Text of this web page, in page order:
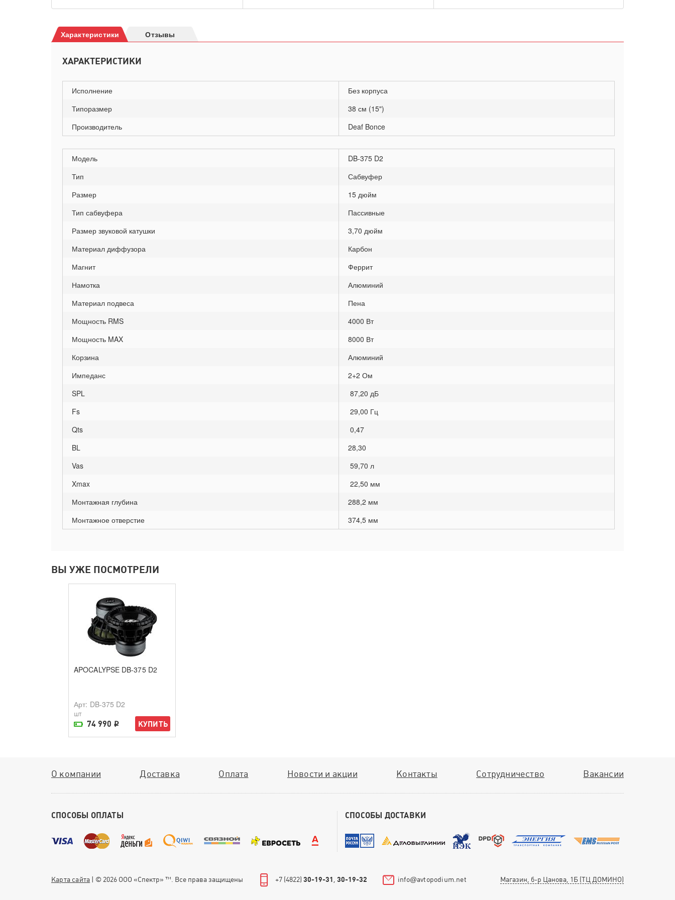
Характеристики Отзывы
ХАРАКТЕРИСТИКИ
Исполнение
Без корпуса
Типоразмер
38 см (15")
Производитель
Deaf Bonce
Модель
DB-375 D2
Тип
Сабвуфер
Размер
15 дюйм
Тип сабвуфера
Пассивные
Размер звуковой катушки
3,70 дюйм
Материал диффузора
Карбон
Магнит
Феррит
Намотка
Алюминий
Материал подвеса
Пена
Мощность RMS
4000 Вт
Мощность MAX
8000 Вт
Корзина
Алюминий
Импеданс
2+2 Ом
SPL
87,20 дБ
Fs
29,00 Гц
Qts
0,47
BL
28,30
Vas
59,70 л
Xmax
22,50 мм
Монтажная глубина
288,2 мм
Монтажное отверстие
374,5 мм
ВЫ УЖЕ ПОСМОТРЕЛИ
На складе поставщика
APOCALYPSE DB-375 D2
Арт: DB-375 D2
шт
74 990 i КУПИТЬ
О компании Доставка Оплата Новости и акции Контакты Сотрудничество Вакансии
СПОСОБЫ ОПЛАТЫ СПОСОБЫ ДОСТАВКИ
Карта сайта | © 2026 ООО «Спектр» ™. Все права защищены +7 (4822) 30-19-31 30-19-32 info@avtopodium.net Магазин, б-р Цанова, 1Б (ТЦ ДОМИНО)